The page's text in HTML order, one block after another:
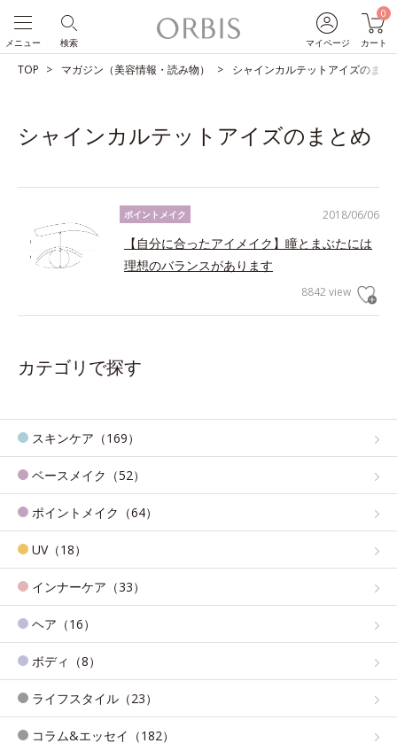
マイページ
0
カート
検索
メニュー
TOP マガジン（美容情報・読み物） シャインカルテットアイズのまと
シャインカルテットアイズのまとめ
2018/06/06
ポイントメイク
【自分に合ったアイメイク】瞳とまぶたには
理想のバランスがあります
8842 view
カテゴリで探す
スキンケア（169）
ベースメイク（52）
ポイントメイク（64）
UV（18）
インナーケア（33）
ヘア（16）
ボディ（8）
ライフスタイル（23）
コラム&エッセイ（182）